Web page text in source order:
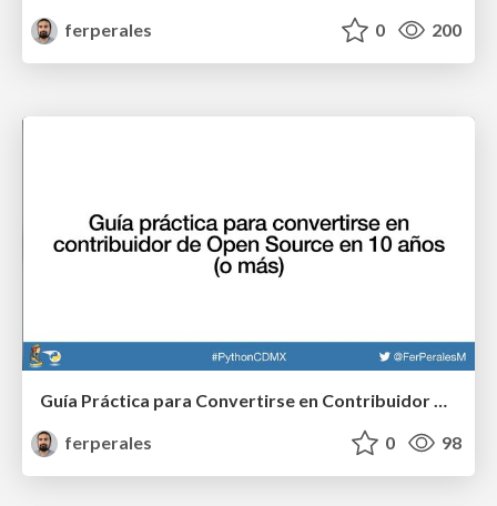
ferperales
0 200
Guía Práctica para Convertirse en Contribuidor de Open Source en 10 Años (o más)
ferperales
0 98